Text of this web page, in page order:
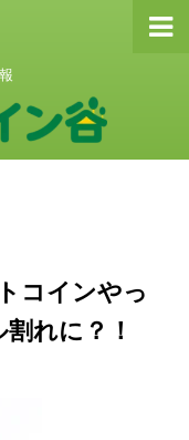
コインやっ
れに？！